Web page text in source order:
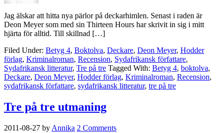
Jag älskar att hitta nya pärlor på deckarhimlen. Senast i raden är
Deon Meyer som med sin Thirteen Hours har skrivit in sig i mitt
hjärta för alltid. Till skillnad […]
Filed Under: Betyg 4, Boktolva, Deckare, Deon Meyer, Hodder
förlag, Kriminalroman, Recension, Sydafrikansk författare,
Sydafrikansk litteratur, Tre på tre Tagged With: Betyg 4, boktolva,
Deckare, Deon Meyer, Hodder förlag, Kriminalroman, Recension,
sydafrikansk författare, sydafrikansk litteratur, tre på tre
Tre på tre utmaning
2011-08-27 by Annika 2 Comments